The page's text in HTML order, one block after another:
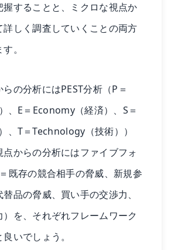
することと、ミクロな視点か
詳しく調査していくことの両方
。
の分析にはPEST分析（P＝
、E＝Economy（経済）、S＝
、T＝Technology（技術））
点からの分析にはファイブフォ
既存の競合相手の脅威、新規参
品の脅威、買い手の交渉力、
を、それぞれフレームワーク
いでしょう。